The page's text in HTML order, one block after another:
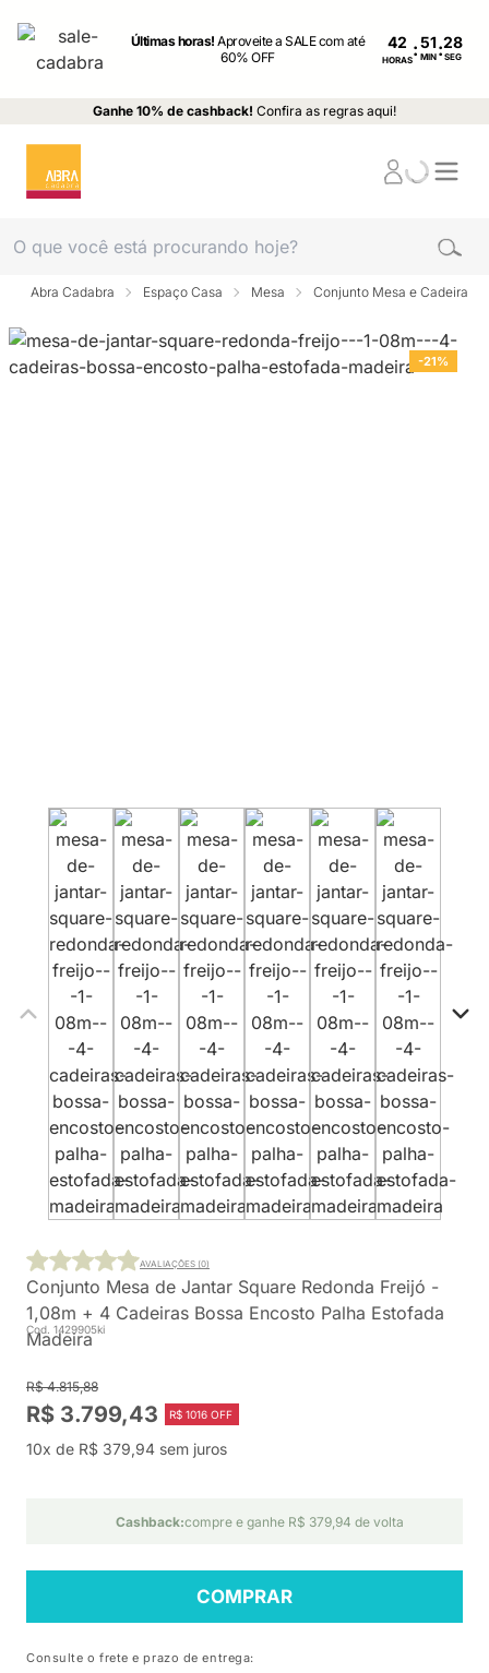
Últimas horas!Aproveite a SALE com até
60% OFF
42
HORAS: MIN : SEG
Ganhe 10% de cashback! Confira as regras aqui!
Abra Cadabra Espaço Casa Mesa Conjunto Mesa e Cadeira
-21%
Conjunto Mesa de Jantar Square Redonda Freijó -
1,08m + 4 Cadeiras Bossa Encosto Palha Estofada
Madeira
Cod. 1429905ki
AVALIAÇÕES (0)
R$ 4.815,88
R$ 3.799,43 R$ 1016 OFF
10x de R$ 379,94 sem juros
Cashback:compre e ganhe R$ 379,94 de volta
COMPRAR
Consulte o frete e prazo de entrega: